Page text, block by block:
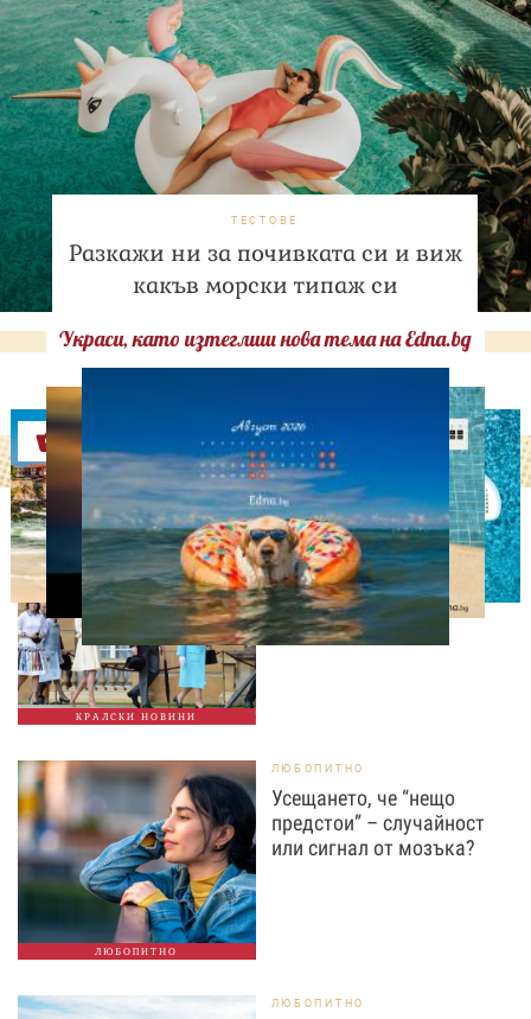
ТЕСТОВЕ
Разкажи ни за почивката си и виж
какъв морски типаж си
Украси, като изтеглиш нова тема на Edna.bg
Оферти
КРАЛСКИ НОВИНИ
СВОБОДНО ВРЕМЕ
Ново бебе в кралското
семейство
ЛЮБОПИТНО
ЛЮБОПИТНО
Усещането, че “нещо
предстои” – случайност
или сигнал от мозъка?
ЛЮБОПИТНО